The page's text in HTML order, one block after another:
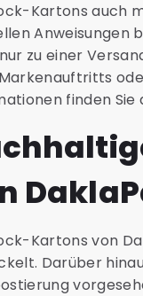
Kartons auch
Anweisungen
zu einer
finden Sie
Kartons von
Darüber